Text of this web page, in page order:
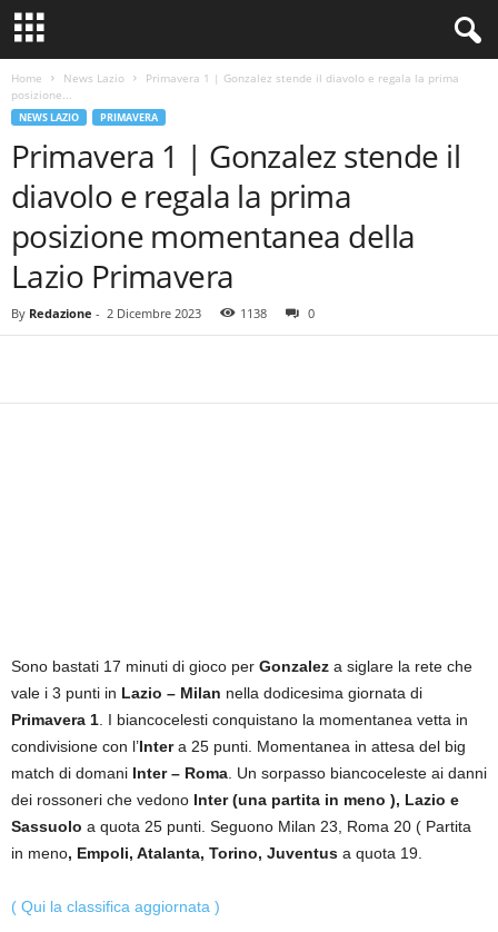
Home News Lazio
Primavera 1 | Gonzalez stende il diavolo e regala la prima
posizione...
NEWS LAZIO PRIMAVERA
Primavera 1 | Gonzalez stende il
diavolo e regala la prima
posizione momentanea della
Lazio Primavera
By Redazione - 2 Dicembre 2023 1138 0
Sono bastati 17 minuti di gioco per Gonzalez a siglare la rete che
vale i 3 punti in Lazio – Milan nella dodicesima giornata di
Primavera 1 . I biancocelesti conquistano la momentanea vetta in
condivisione con l’Intera 25 punti. Momentanea in attesa del big
match di domani Inter – Roma . Un sorpasso biancoceleste ai danni
dei rossoneri che vedono Inter (una partita in meno ), Lazio e
Sassuolo a quota 25 punti. Seguono Milan 23, Roma 20 ( Partita
in meno, Empoli, Atalanta, Torino, Juventus a quota 19.
( Qui la classifica aggiornata )